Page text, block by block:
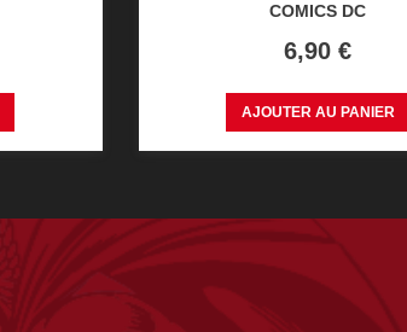
COMICS DC
Prix
6,90 €
AJOUTER AU PANIER